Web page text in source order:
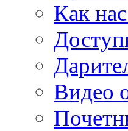
Как
Видео